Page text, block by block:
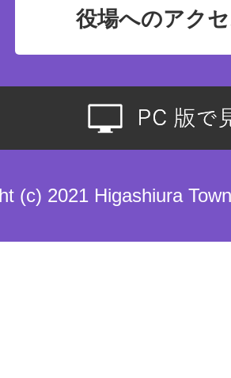
役場へのアク
(c) 2021 Higashiura